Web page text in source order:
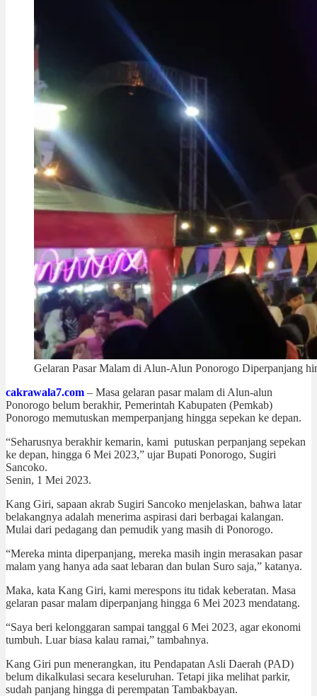
Gelaran Pasar Malam di Alun-Alun Ponorogo Diperpanjang
cakrawala7.com – Masa gelaran pasar malam di Alun-alun
Ponorogo belum berakhir, Pemerintah Kabupaten (Pemkab)
Ponorogo memutuskan memperpanjang hingga sepekan ke depan.
“Seharusnya berakhir kemarin, kami putuskan perpanjang sepekan
ke depan, hingga 6 Mei 2023,” ujar Bupati Ponorogo, Sugiri
Sancoko.
Senin, 1 Mei 2023.
Kang Giri, sapaan akrab Sugiri Sancoko menjelaskan, bahwa latar
belakangnya adalah menerima aspirasi dari berbagai kalangan.
Mulai dari pedagang dan pemudik yang masih di Ponorogo.
“Mereka minta diperpanjang, mereka masih ingin merasakan pasar
malam yang hanya ada saat lebaran dan bulan Suro saja,” katanya.
Maka, kata Kang Giri, kami merespons itu tidak keberatan. Masa
gelaran pasar malam diperpanjang hingga 6 Mei 2023 mendatang.
“Saya beri kelonggaran sampai tanggal 6 Mei 2023, agar ekonomi
tumbuh. Luar biasa kalau ramai,” tambahnya.
Kang Giri pun menerangkan, itu Pendapatan Asli Daerah (PAD)
belum dikalkulasi secara keseluruhan. Tetapi jika melihat parkir,
sudah panjang hingga di perempatan Tambakbayan.